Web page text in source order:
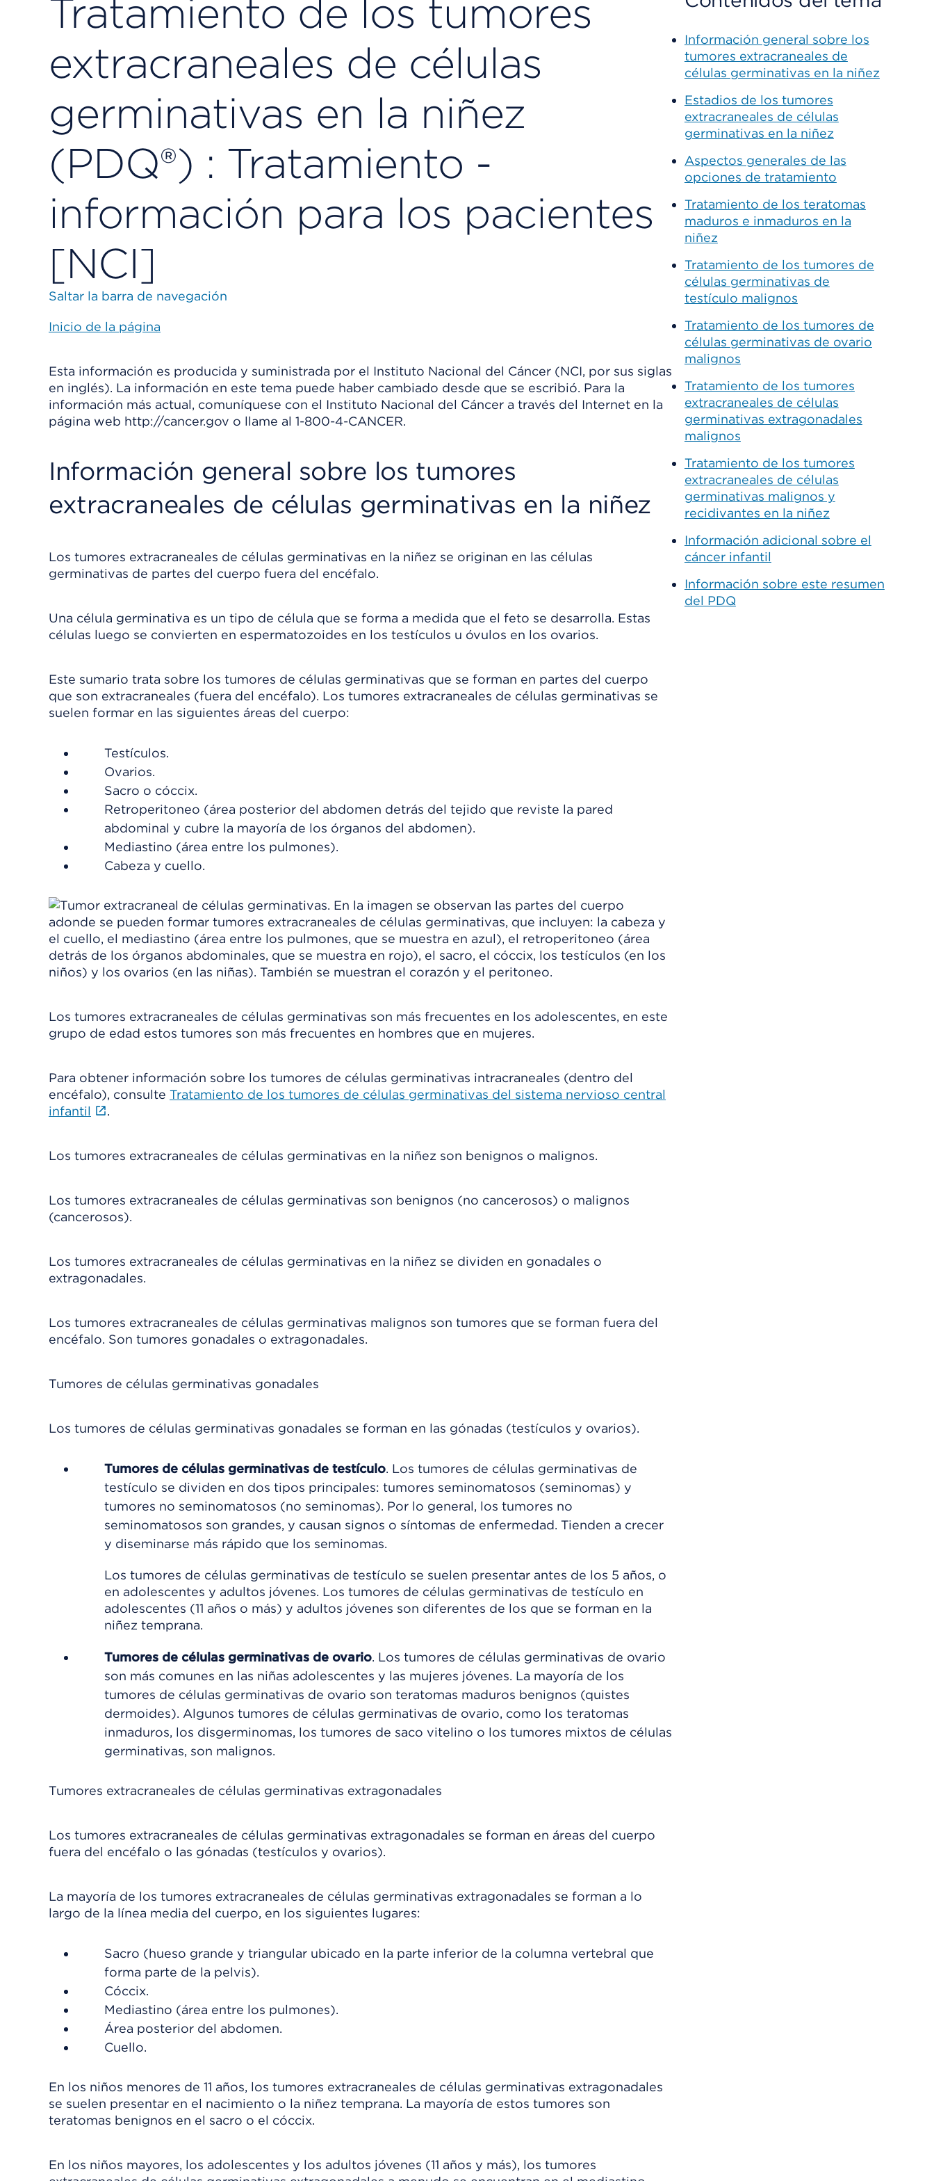
Tratamiento de los tumores
extracraneales de células
germinativas en la niñez
(PDQ®) : Tratamiento -
información para los pacientes
[NCI]
Saltar la barra de navegación
Inicio de la página
Esta información es producida y suministrada por el Instituto Nacional del Cáncer (NCI, por sus siglas
en inglés). La información en este tema puede haber cambiado desde que se escribió. Para la
información más actual, comuníquese con el Instituto Nacional del Cáncer a través del Internet en la
página web http://cancer.gov o llame al 1-800-4-CANCER.
Información general sobre los tumores
extracraneales de células germinativas en la niñez
Los tumores extracraneales de células germinativas en la niñez se originan en las células
germinativas de partes del cuerpo fuera del encéfalo.
Una célula germinativa es un tipo de célula que se forma a medida que el feto se desarrolla. Estas
células luego se convierten en espermatozoides en los testículos u óvulos en los ovarios.
Este sumario trata sobre los tumores de células germinativas que se forman en partes del cuerpo
que son extracraneales (fuera del encéfalo). Los tumores extracraneales de células germinativas se
suelen formar en las siguientes áreas del cuerpo:
Testículos.
Ovarios.
Sacro o cóccix.
Retroperitoneo (área posterior del abdomen detrás del tejido que reviste la pared
abdominal y cubre la mayoría de los órganos del abdomen).
Mediastino (área entre los pulmones).
Cabeza y cuello.
Los tumores extracraneales de células germinativas son más frecuentes en los adolescentes, en este
grupo de edad estos tumores son más frecuentes en hombres que en mujeres.
Para obtener información sobre los tumores de células germinativas intracraneales (dentro del
encéfalo), consulte Tratamiento de los tumores de células germinativas del sistema nervioso central
infantil
.
Los tumores extracraneales de células germinativas en la niñez son benignos o malignos.
Los tumores extracraneales de células germinativas son benignos (no cancerosos) o malignos
(cancerosos).
Los tumores extracraneales de células germinativas en la niñez se dividen en gonadales o
extragonadales.
Los tumores extracraneales de células germinativas malignos son tumores que se forman fuera del
encéfalo. Son tumores gonadales o extragonadales.
Tumores de células germinativas gonadales
Los tumores de células germinativas gonadales se forman en las gónadas (testículos y ovarios).
Tumores de células germinativas de testículo. Los tumores de células germinativas de
testículo se dividen en dos tipos principales: tumores seminomatosos (seminomas) y
tumores no seminomatosos (no seminomas). Por lo general, los tumores no
seminomatosos son grandes, y causan signos o síntomas de enfermedad. Tienden a crecer
y diseminarse más rápido que los seminomas.
Los tumores de células germinativas de testículo se suelen presentar antes de los 5 años, o
en adolescentes y adultos jóvenes. Los tumores de células germinativas de testículo en
adolescentes (11 años o más) y adultos jóvenes son diferentes de los que se forman en la
niñez temprana.
Tumores de células germinativas de ovario. Los tumores de células germinativas de ovario
son más comunes en las niñas adolescentes y las mujeres jóvenes. La mayoría de los
tumores de células germinativas de ovario son teratomas maduros benignos (quistes
dermoides). Algunos tumores de células germinativas de ovario, como los teratomas
inmaduros, los disgerminomas, los tumores de saco vitelino o los tumores mixtos de células
germinativas, son malignos.
Tumores extracraneales de células germinativas extragonadales
Los tumores extracraneales de células germinativas extragonadales se forman en áreas del cuerpo
fuera del encéfalo o las gónadas (testículos y ovarios).
La mayoría de los tumores extracraneales de células germinativas extragonadales se forman a lo
largo de la línea media del cuerpo, en los siguientes lugares:
Sacro (hueso grande y triangular ubicado en la parte inferior de la columna vertebral que
forma parte de la pelvis).
Cóccix.
Mediastino (área entre los pulmones).
Área posterior del abdomen.
Cuello.
En los niños menores de 11 años, los tumores extracraneales de células germinativas extragonadales
se suelen presentar en el nacimiento o la niñez temprana. La mayoría de estos tumores son
teratomas benignos en el sacro o el cóccix.
En los niños mayores, los adolescentes y los adultos jóvenes (11 años y más), los tumores
Información general sobre los
tumores extracraneales de
células germinativas en la niñez
Estadios de los tumores
extracraneales de células
germinativas en la niñez
Aspectos generales de las
opciones de tratamiento
Tratamiento de los teratomas
maduros e inmaduros en la
niñez
Tratamiento de los tumores de
células germinativas de
testículo malignos
Tratamiento de los tumores de
células germinativas de ovario
malignos
Tratamiento de los tumores
extracraneales de células
germinativas extragonadales
malignos
Tratamiento de los tumores
extracraneales de células
germinativas malignos y
recidivantes en la niñez
Información adicional sobre el
cáncer infantil
Información sobre este resumen
del PDQ